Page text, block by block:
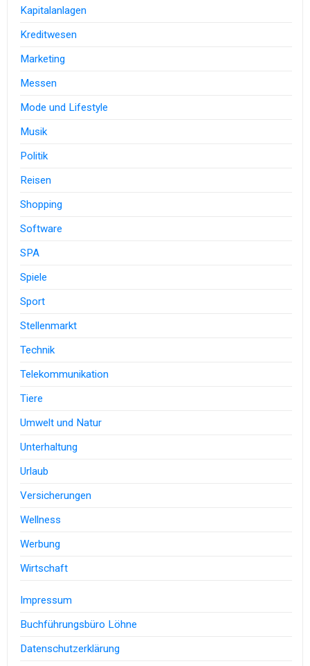
Kapitalanlagen
Kreditwesen
Marketing
Messen
Mode und Lifestyle
Musik
Politik
Reisen
Shopping
Software
SPA
Spiele
Sport
Stellenmarkt
Technik
Telekommunikation
Tiere
Umwelt und Natur
Unterhaltung
Urlaub
Versicherungen
Wellness
Werbung
Wirtschaft
Impressum
Buchführungsbüro Löhne
Datenschutzerklärung